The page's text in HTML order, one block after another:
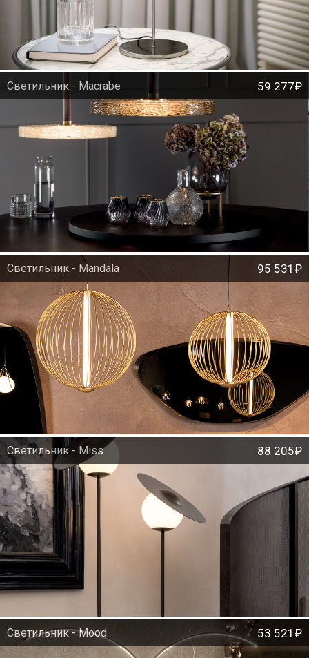
Светильник - Macrabe 59 277₽
Светильник - Mandala 95 531₽
Светильник - Miss 88 205₽
Светильник - Mood 53 521₽